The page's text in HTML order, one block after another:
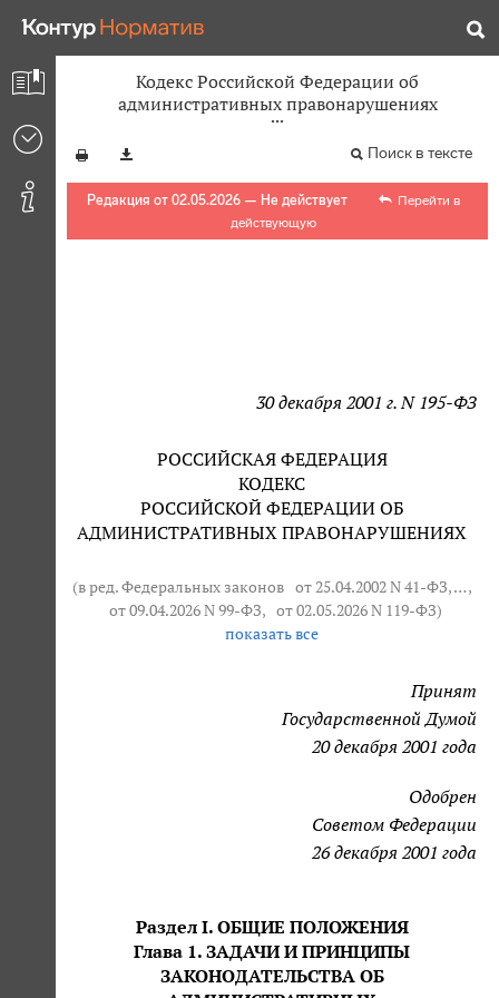
Кодекс Российской Федерации об
административных правонарушениях
Поиск в тексте
Редакция от 02.05.2026 — Не действует
Перейти в
действующую
30 декабря 2001 г. N 195-ФЗ
РОССИЙСКАЯ ФЕДЕРАЦИЯ
КОДЕКС
РОССИЙСКОЙ ФЕДЕРАЦИИ ОБ
АДМИНИСТРАТИВНЫХ ПРАВОНАРУШЕНИЯХ
(в ред. Федеральных законов от 25.04.2002 N 41-ФЗ, … ,
от 09.04.2026 N 99-ФЗ, от 02.05.2026 N 119-ФЗ)
показать все
Принят
Государственной Думой
20 декабря 2001 года
Одобрен
Советом Федерации
26 декабря 2001 года
Раздел I. ОБЩИЕ ПОЛОЖЕНИЯ
Глава 1. ЗАДАЧИ И ПРИНЦИПЫ
ЗАКОНОДАТЕЛЬСТВА ОБ